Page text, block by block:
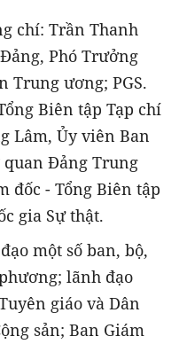
chí: Trần Thanh
Phó Trưởng
Trung ương; PGS.
Biên tập Tạp chí
Lâm, Ủy viên Ban
quan Đảng Trung
đốc - Tổng Biên tập
gia Sự thật.
một số ban, bộ,
lãnh đạo
giáo và Dân
sản; Ban Giám